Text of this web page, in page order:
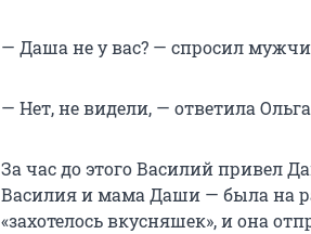
— Даша не у вас? — спросил
— Нет, не видели, — ответила
За час до этого Василий привел
Василия и мама Даши — была на
«захотелось вкусняшек», и она